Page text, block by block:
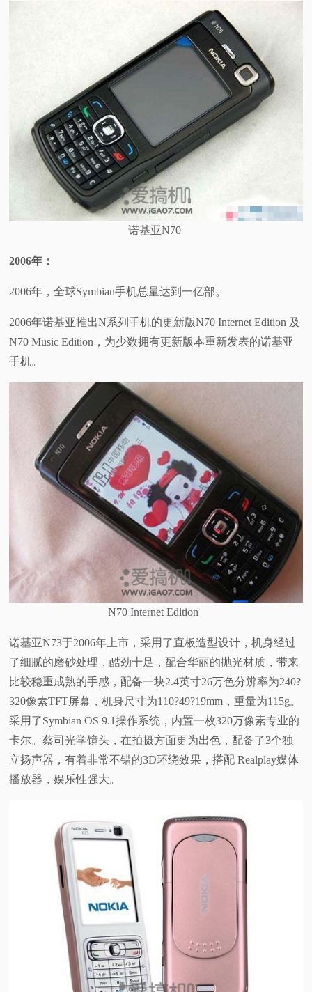
诺基亚N70
2006年：
2006年，全球Symbian手机总量达到一亿部。
2006年诺基亚推出N系列手机的更新版N70 Internet Edition 及
N70 Music Edition，为少数拥有更新版本重新发表的诺基亚
手机。
N70 Internet Edition
诺基亚N73于2006年上市，采用了直板造型设计，机身经过
了细腻的磨砂处理，酷劲十足，配合华丽的抛光材质，带来
比较稳重成熟的手感，配备一块2.4英寸26万色分辨率为240?
320像素TFT屏幕，机身尺寸为110?49?19mm，重量为115g。
采用了Symbian OS 9.1操作系统，内置一枚320万像素专业的
卡尔。蔡司光学镜头，在拍摄方面更为出色，配备了3个独
立扬声器，有着非常不错的3D环绕效果，搭配 Realplay媒体
播放器，娱乐性强大。